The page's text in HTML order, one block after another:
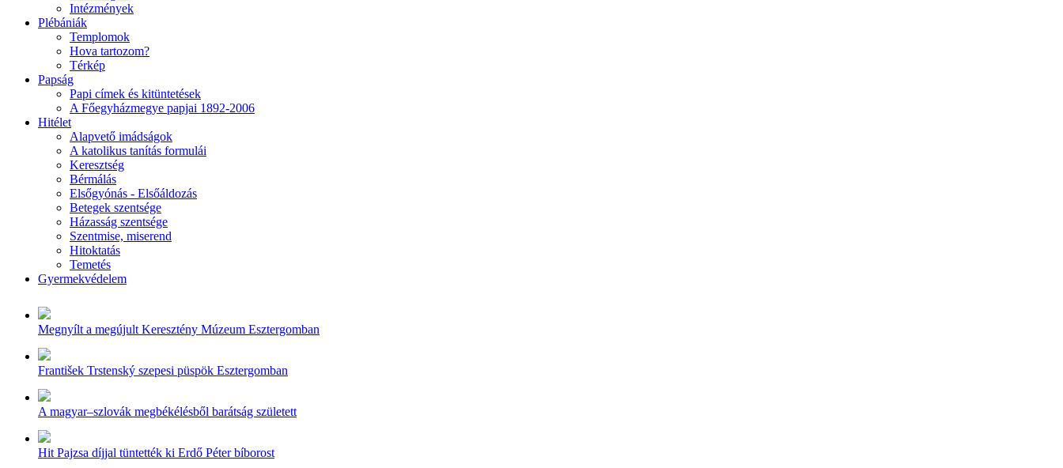
Intézmények
Plébániák
Templomok
Hova tartozom?
Térkép
Papság
Papi címek és kitüntetések
A Főegyházmegye papjai 1892-2006
Hitélet
Alapvető imádságok
A katolikus tanítás formulái
Keresztség
Bérmálás
Elsőgyónás - Elsőáldozás
Betegek szentsége
Házasság szentsége
Szentmise, miserend
Hitoktatás
Temetés
Gyermekvédelem
Megnyílt a megújult Keresztény Múzeum Esztergomban
František Trstenský szepesi püspök Esztergomban
A magyar–szlovák megbékélésből barátság született
Hit Pajzsa díjjal tüntették ki Erdő Péter bíborost